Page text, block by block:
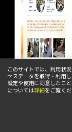
このサイトでは、利用状
セスデータを取得・利用
設定や使用に同意したこ
については詳細をご覧くだ